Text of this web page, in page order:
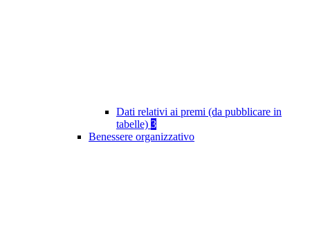
Dati relativi ai premi (da pubblicare in
tabelle) 3
Benessere organizzativo